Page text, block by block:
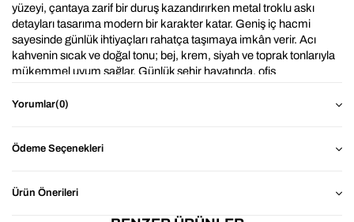
yüzeyi, çantaya zarif bir duruş kazandırırken metal troklu askı
detayları tasarıma modern bir karakter katar. Geniş iç hacmi
sayesinde günlük ihtiyaçları rahatça taşımaya imkân verir. Acı
kahvenin sıcak ve doğal tonu; bej, krem, siyah ve toprak tonlarıyla
mükemmel uyum sağlar. Günlük şehir hayatında, ofis
fonksiyonel ve stil sahibi bir parçadır.
yapı.
Geniş İç Hacim: Günlük ihtiyaçların kolaylıkla
Yorumlar(0)
Ödeme Seçenekleri
Ürün Önerileri